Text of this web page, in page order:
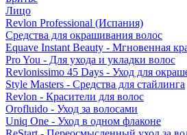
Лицо
Revlon Professional (Испания)
Средства для окрашивания волос
Equave Instant Beauty - Мгновенная
Pro You - Для ухода и укладки волос
Revlonissimo 45 Days - Уход для
Style Masters - Средства для стайлинга
Revlon - Красители для волос
Orofluido - Уход за волосами
Uniq One - Уход в одном флаконе